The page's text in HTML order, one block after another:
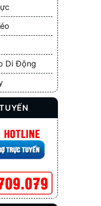
Di Động